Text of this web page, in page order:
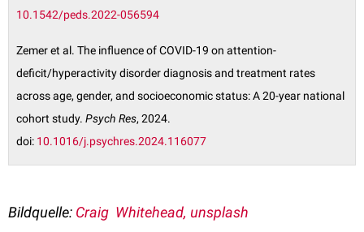
10.1542/peds.2022-056594
Zemer et al. The influence of COVID-19 on attention-
deficit/hyperactivity disorder diagnosis and treatment rates
across age, gender, and socioeconomic status: A 20-year national
cohort study. Psych Res, 2024.
doi: 10.1016/j.psychres.2024.116077
Bildquelle: Craig Whitehead, unsplash